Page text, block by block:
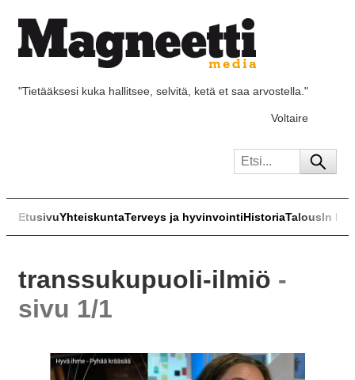
"Tietääksesi kuka hallitsee, selvitä, ketä et saa arvostella."
Voltaire
EtusivuYhteiskuntaTerveys ja hyvinvointiHistoriaTalousIn
transsukupuoli-ilmiö -
sivu 1/1